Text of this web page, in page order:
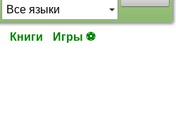
Книги Игры ⚽